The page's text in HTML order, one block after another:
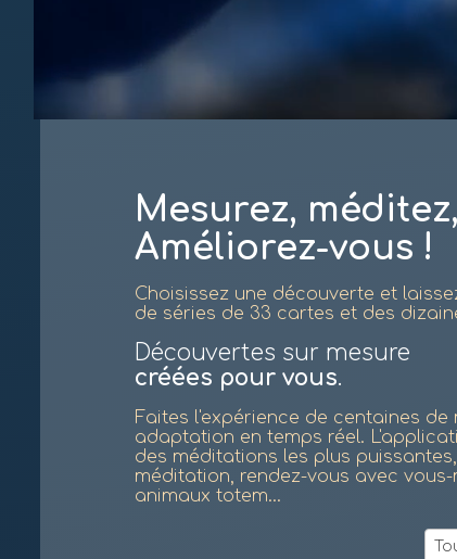
Mesurez, méditez,
Améliorez-vous !
Choisissez une découverte et
de séries de 33 cartes et des
Découvertes sur mesure
créées pour vous.
Faites l'expérience de centaines
adaptation en temps réel.
des méditations les plus
méditation, rendez-vous avec
animaux totem...